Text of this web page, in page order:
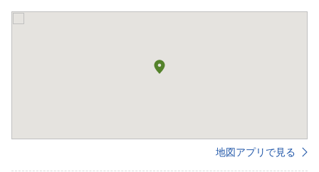
地図アプリで見る